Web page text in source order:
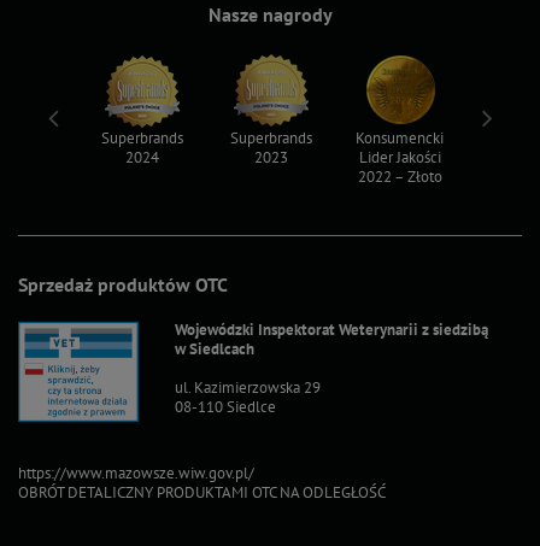
Sprzedaż produktów OTC
Wojewódzki Inspektorat Weterynarii z siedzibą
w Siedlcach
ul. Kazimierzowska 29
08-110 Siedlce
https://www.mazowsze.wiw.gov.pl/
OBRÓT DETALICZNY PRODUKTAMI OTC NA ODLEGŁOŚĆ
Nasze nagrody
Superbrands
2024
Superbrands
2023
Konsumencki
Lider Jakości
2022 – Złoto